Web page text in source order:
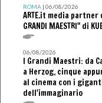
ROMA| 06/08/2026
ARTE.it media partner
GRANDI MAESTRI" di
06/08/2026
I Grandi Maestri: da
a Herzog, cinque
al cinema con i
dell'immaginario